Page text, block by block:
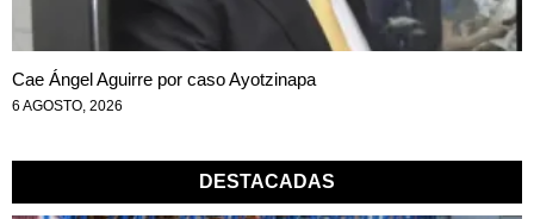
Cae Ángel Aguirre por caso Ayotzinapa
6 AGOSTO, 2026
DESTACADAS